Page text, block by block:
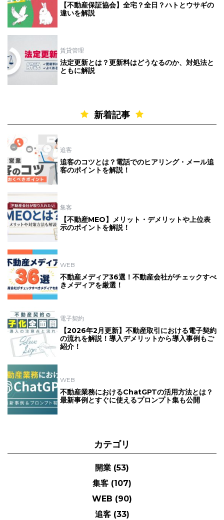
【不動産保証協会】全宅？全日？ハトとウサギの
違いを解説
賃貸管理
法定更新とは？更新料はどうなるのか、対処法と
ともに解説
新着記事
追客
追客のコツとは？電話でのヒアリング・メール追
客のポイントを解説！
集客
【不動産MEO】メリット・デメリットや上位表
示のポイントを解説！
WEB
不動産メディア36選！不動産会社がチェックすべ
きメディアを厳選！
電子契約
【2026年2月更新】不動産取引における電子契約
の流れを解説！導入デメリットから導入事例もご
紹介！
WEB
不動産業務におけるChatGPTの活用方法とは？
最新事例とすぐに使えるプロンプト集も公開
カテゴリ
開業 (53)
集客 (107)
WEB (90)
追客 (33)